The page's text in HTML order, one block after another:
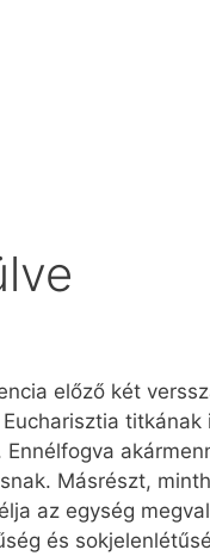
előző két
titkának
Másrészt,
az egység
és